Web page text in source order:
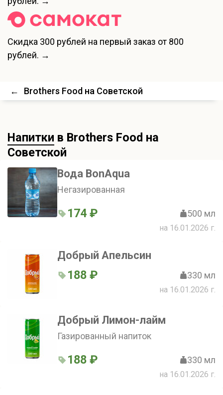
Скидка 300 рублей на первый заказ от 800
рублей. →
← Brothers Food на Советской
Напитки в Brothers Food на
Советской
Вода BonAqua
Негазированная
174 ₽ 500 мл
на 16.01.2026 г.
Добрый Апельсин
188 ₽ 330 мл
на 16.01.2026 г.
Добрый Лимон-лайм
Газированный напиток
188 ₽ 330 мл
на 16.01.2026 г.